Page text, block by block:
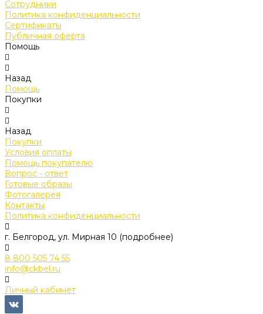
Сотрудники
Политика конфиденциальности
Сертификаты
Публичная оферта
Помощь
Назад
Помощь
Покупки
Назад
Покупки
Условия оплаты
Помощь покупателю
Вопрос - ответ
Готовые образы
Фотогалерея
Контакты
Политика конфиденциальности
г. Белгород, ул. Мирная 10 (подробнее)
8 800 505 74 55
info@ckbel.ru
Личный кабинет